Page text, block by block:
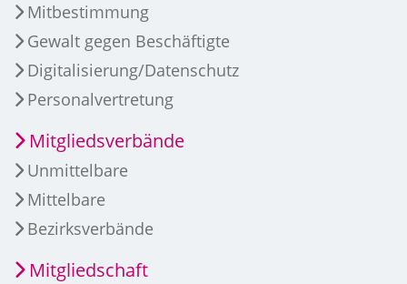
Mitbestimmung
Gewalt gegen Beschäftigte
Digitalisierung/Datenschutz
Personalvertretung
Mitgliedsverbände
Unmittelbare
Mittelbare
Bezirksverbände
Mitgliedschaft